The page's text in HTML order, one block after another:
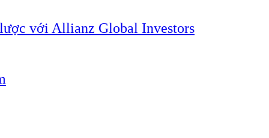
với Allianz Global Investors